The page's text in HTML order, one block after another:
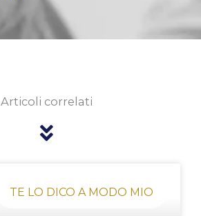
Articoli correlati
TE LO DICO A MODO MIO